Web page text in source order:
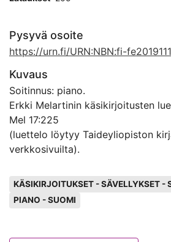
Pysyvä osoite
https://urn.fi/URN:NBN:fi-
Kuvaus
Soitinnus: piano.
Erkki Melartinin käsikirjoitusten
Mel 17:225
(luettelo löytyy Taideyliopiston
verkkosivuilta).
Avainsanat
KÄSIKIRJOITUKSET - SÄVELLYKSET -
PIANO - SUOMI